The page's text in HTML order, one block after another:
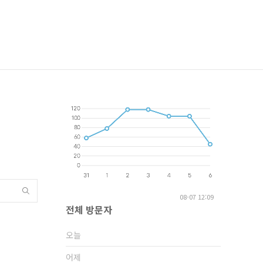
08-07 12:09
전체 방문자
오늘
어제